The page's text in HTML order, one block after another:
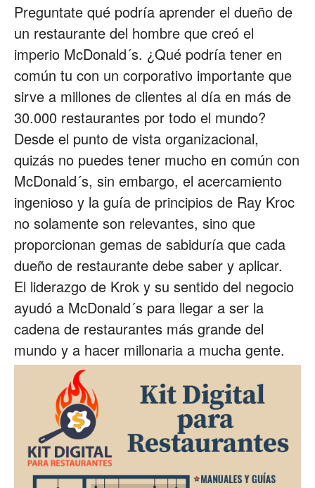
Preguntate qué podría aprender el dueño de
un restaurante del hombre que creó el
imperio McDonald´s. ¿Qué podría tener en
común tu con un corporativo importante que
sirve a millones de clientes al día en más de
30.000 restaurantes por todo el mundo?
Desde el punto de vista organizacional,
quizás no puedes tener mucho en común con
McDonald´s, sin embargo, el acercamiento
ingenioso y la guía de principios de Ray Kroc
no solamente son relevantes, sino que
proporcionan gemas de sabiduría que cada
dueño de restaurante debe saber y aplicar.
El liderazgo de Krok y su sentido del negocio
ayudó a McDonald´s para llegar a ser la
cadena de restaurantes más grande del
mundo y a hacer millonaria a mucha gente.